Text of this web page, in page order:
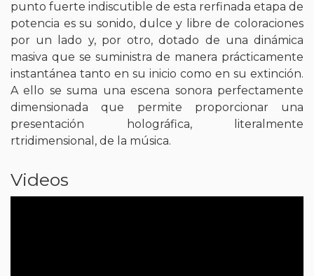
punto fuerte indiscutible de esta rerfinada etapa de
potencia es su sonido, dulce y libre de coloraciones
por un lado y, por otro, dotado de una dinámica
masiva que se suministra de manera prácticamente
instantánea tanto en su inicio como en su extinción.
A ello se suma una escena sonora perfectamente
dimensionada que permite proporcionar una
presentación holográfica, literalmente
rtridimensional, de la música.
Videos